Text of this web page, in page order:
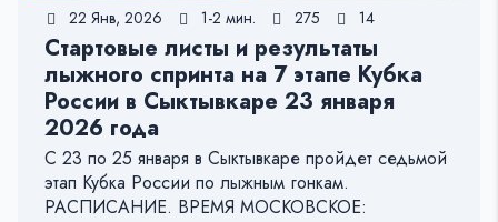
22 Янв, 2026 1-2 мин. 275 14
Стартовые листы и результаты
лыжного спринта на 7 этапе Кубка
России в Сыктывкаре 23 января
2026 года
С 23 по 25 января в Сыктывкаре пройдет седьмой
этап Кубка России по лыжным гонкам.
РАСПИСАНИЕ. ВРЕМЯ МОСКОВСКОЕ: